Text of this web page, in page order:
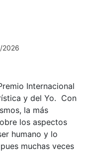
2026
Internacional
y del Yo. Con
la más
los aspectos
humano y lo
muchas veces